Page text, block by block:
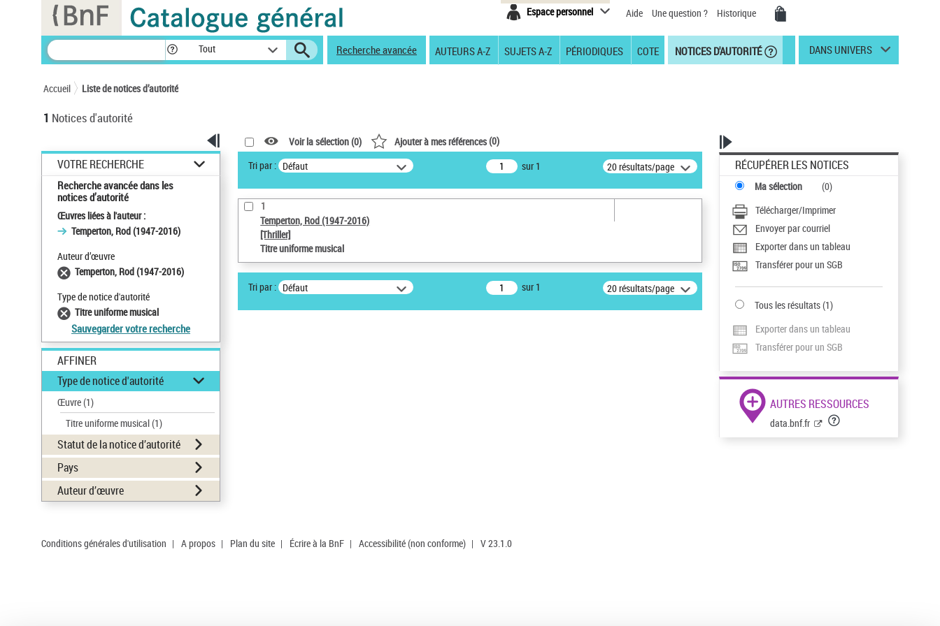
Espace personnel Aide Une question ? Historique
Tout Recherche avancée AUTEURS A-Z SUJETS A-Z PÉRIODIQUES COTE NOTICES D'AUTORITÉ DANS UNIVERS
Accueil Liste de notices d’autorité
1 Notices d'autorité
VOTRE RECHERCHE
Recherche avancée dans les
notices d’autorité
Œuvres liées à l'auteur :
Temperton, Rod (1947-2016)
Auteur d’œuvre
Temperton, Rod (1947-2016)
Type de notice d'autorité
Titre uniforme musical
Sauvegarder votre recherche
AFFINER
Type de notice d'autorité
Œuvre(1)
Titre uniforme musical(1)
Statut de la notice d’autorité
Pays
Auteur d’œuvre
Voir la sélection (0) Ajouter à mes références(0)
Tri par : Défaut sur 1 20 résultats/page
1
Temperton, Rod (1947-2016)
[Thriller]
Titre uniforme musical
Tri par : Défaut sur 1 20 résultats/page
RÉCUPÉRER LES NOTICES
Ma sélection (0)
Télécharger/Imprimer
Envoyer par courriel
Exporter dans un tableau
Transférer pour un SGB
Tous les résultats(1)
Exporter dans un tableau
Transférer pour un SGB
AUTRES RESSOURCES
data.bnf.fr
Conditions générales d'utilisation | A propos | Plan du site | Écrire à la BnF | Accessibilité (non conforme) | V 23.1.0
Panneau de gestion des cookies